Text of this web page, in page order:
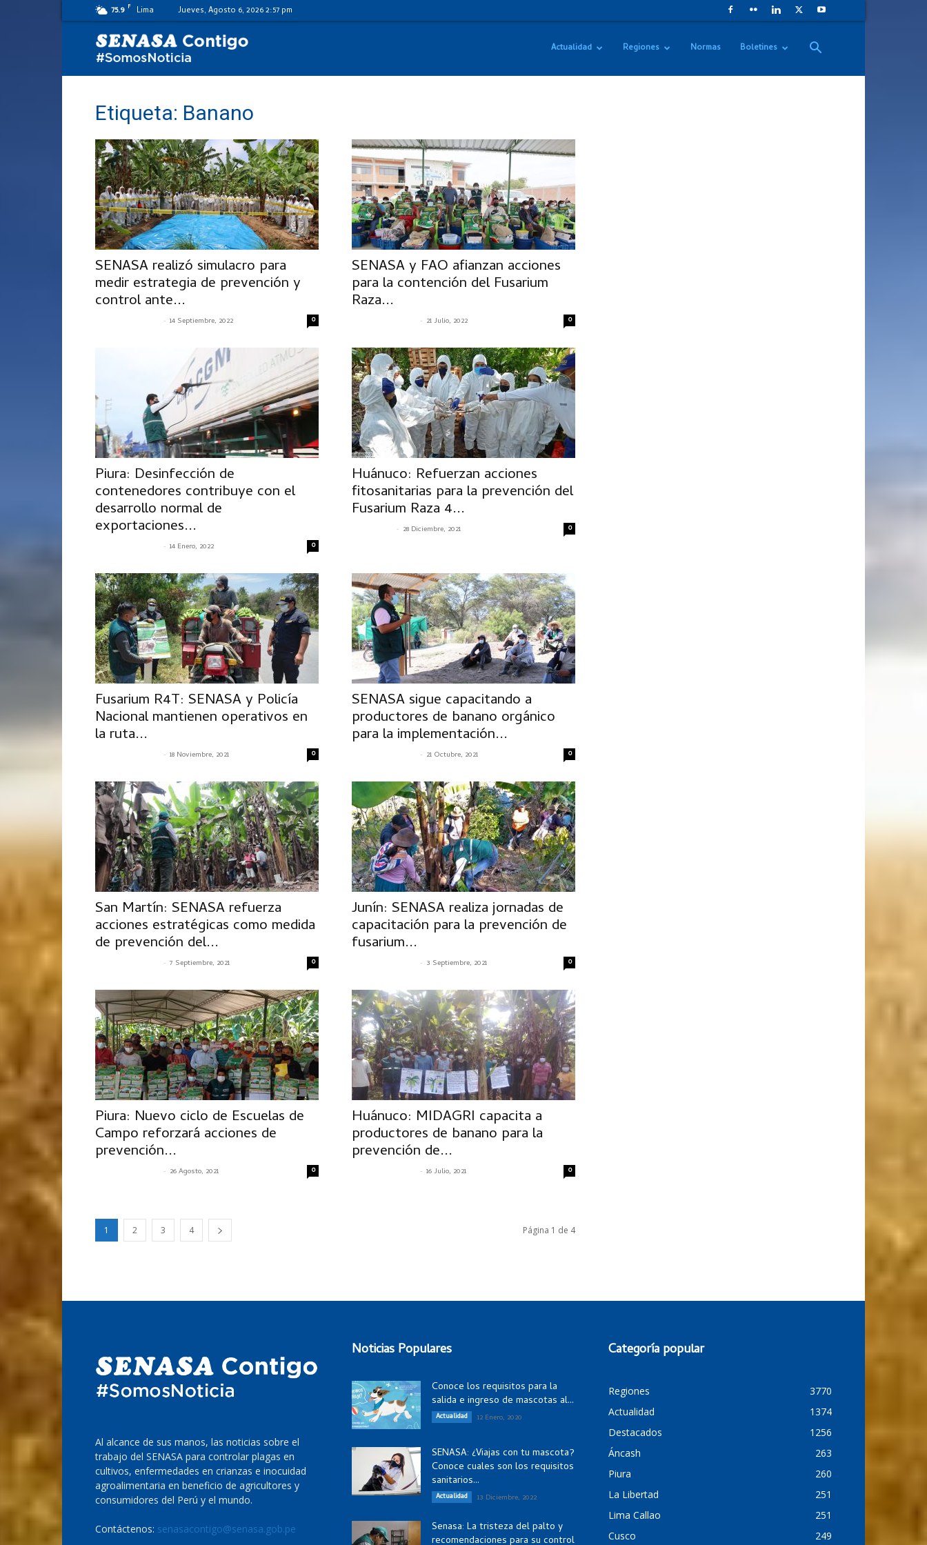
75.9 F Lima Jueves, Agosto 6, 2026 2:57 pm
día
Actualidad Regiones Normas Boletines
Etiqueta: Banano
SENASA realizó simulacro para
medir estrategia de prevención y
control ante...
- 14 Septiembre, 2022 0
SENASA y FAO afianzan acciones
para la contención del Fusarium
Raza...
- 21 Julio, 2022 0
Piura: Desinfección de
contenedores contribuye con el
desarrollo normal de
exportaciones...
- 14 Enero, 2022 0
Huánuco: Refuerzan acciones
fitosanitarias para la prevención del
Fusarium Raza 4...
- 28 Diciembre, 2021 0
Fusarium R4T: SENASA y Policía
Nacional mantienen operativos en
la ruta...
- 18 Noviembre, 2021 0
SENASA sigue capacitando a
productores de banano orgánico
para la implementación...
- 21 Octubre, 2021 0
San Martín: SENASA refuerza
acciones estratégicas como medida
de prevención del...
- 7 Septiembre, 2021 0
Junín: SENASA realiza jornadas de
capacitación para la prevención de
fusarium...
- 3 Septiembre, 2021 0
Piura: Nuevo ciclo de Escuelas de
Campo reforzará acciones de
prevención...
- 26 Agosto, 2021 0
Huánuco: MIDAGRI capacita a
productores de banano para la
prevención de...
- 16 Julio, 2021 0
1 2 3 4 Página 1 de 4
Al alcance de sus manos, las noticias sobre el
trabajo del SENASA para controlar plagas en
cultivos, enfermedades en crianzas e inocuidad
agroalimentaria en beneficio de agricultores y
consumidores del Perú y el mundo.
Contáctenos: senasacontigo@senasa.gob.pe
Noticias Populares
Conoce los requisitos para la
salida e ingreso de mascotas al...
Actualidad 12 Enero, 2020
SENASA: ¿Viajas con tu mascota?
Conoce cuales son los requisitos
sanitarios...
Actualidad 13 Diciembre, 2022
Senasa: La tristeza del palto y
recomendaciones para su control
Categoría popular
Regiones
3770
Actualidad
1374
Destacados
1256
Áncash
263
Piura
260
La Libertad
251
Lima Callao
251
Cusco
249